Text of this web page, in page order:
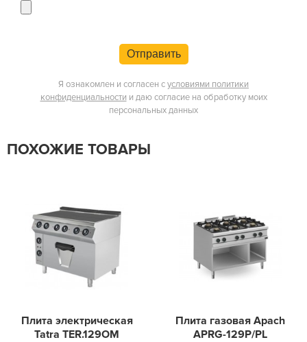
Отправить
Я ознакомлен и согласен сусловиями политики
конфиденциальности и даю согласие на обработку моих
персональных данных
ПОХОЖИЕ ТОВАРЫ
Плита электрическая
Tatra TER.129OM
Плита газовая Apach
APRG-129P/PL